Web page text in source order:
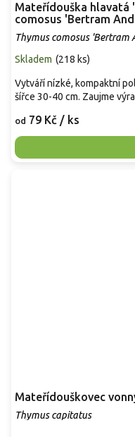
Mateřídouška hlavatá
comosus 'Bertram
Thymus comosus 'Bertram
Skladem (218 ks)
od 79 Kč / ks
Vytváří nízké, kompaktní
šířce 30-40 cm. Zaujme
Mateřídouškovec
Thymus capitatus